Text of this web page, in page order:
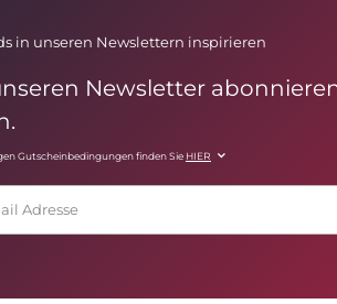
in unseren Newslettern inspirieren
Newsletter
Gutscheinbedingungen finden Sie HIER